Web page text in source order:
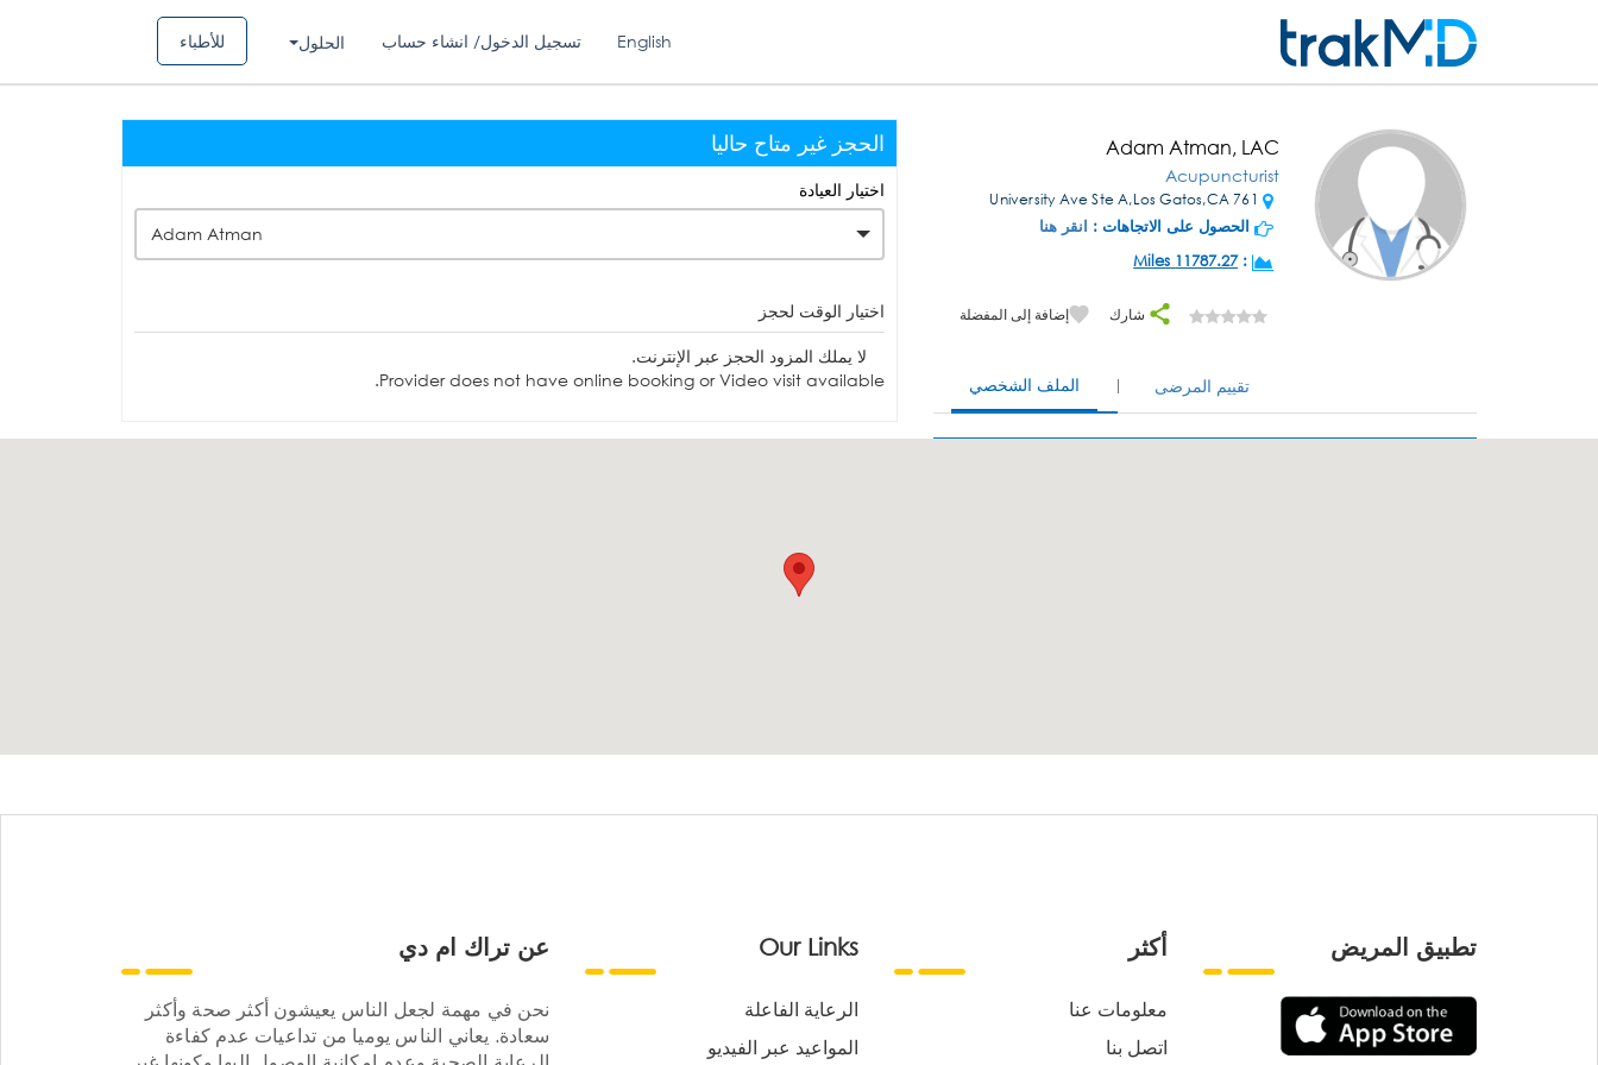
للأطباء الحلول تسجيل الدخول/ انشاء حساب English
Adam Atman, LAC
Acupuncturist
الحصول على الاتجاهات : انقر هنا
:
11787.27 Miles
شارك إضافة إلى المفضلة
الملف الشخصي تقييم المرضى
الحجز غير متاح حاليا
اختيار العيادة
Adam Atman
اختيار الوقت لحجز
لا يملك المزود الحجز عبر الإنترنت.
Provider does not have online booking or Video visit available.
عن تراك ام دي
نحن في مهمة لجعل الناس يعيشون أكثر صحة وأكثر
سعادة. يعاني الناس يوميا من تداعيات عدم كفاءة
Our Links
الرعاية الفاعلة
المواعيد عبر الفيديو
أكثر
معلومات عنا
اتصل بنا
تطبيق المريض